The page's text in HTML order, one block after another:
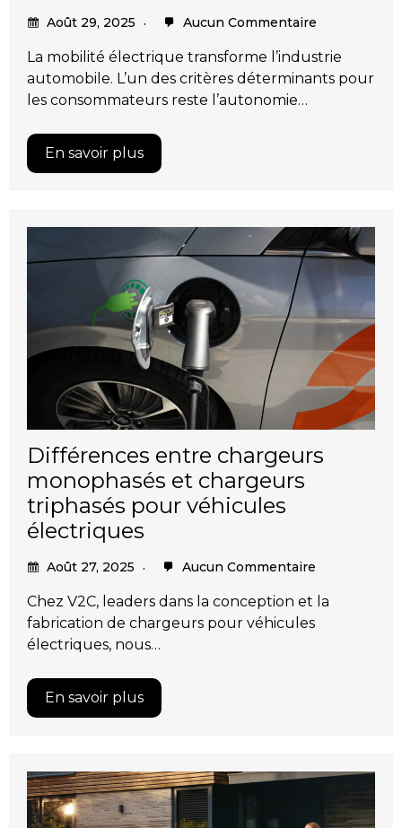
Août 29, 2025 Aucun Commentaire
La mobilité électrique transforme l’industrie
automobile. L’un des critères déterminants pour
les consommateurs reste l’autonomie…
En savoir plus
Différences entre chargeurs
monophasés et chargeurs
triphasés pour véhicules
électriques
Août 27, 2025 Aucun Commentaire
Chez V2C, leaders dans la conception et la
fabrication de chargeurs pour véhicules
électriques, nous…
En savoir plus